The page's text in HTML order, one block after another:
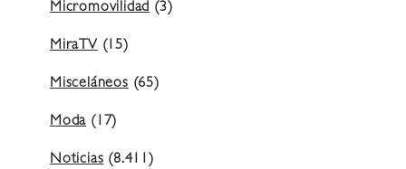
Micromovilidad (3)
MiraTV (15)
Misceláneos (65)
Moda (17)
Noticias (8.411)